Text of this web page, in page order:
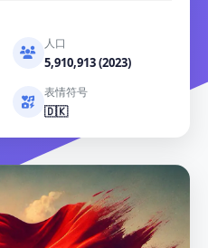
人口
5,910,913 (2023)
表情符号
🇩🇰